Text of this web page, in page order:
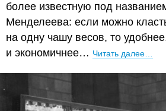
более известную под
Менделеева: если можно
на одну чашу весов, то
и экономичнее… Читать далее…